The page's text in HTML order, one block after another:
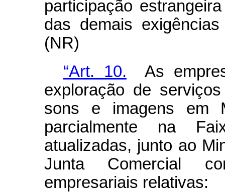
participação
das demais
(NR)
“Art. 10. As
exploração de
sons e imagens em
parcialmente na
atualizadas, junto ao
Junta Comercial
empresariais relativas: